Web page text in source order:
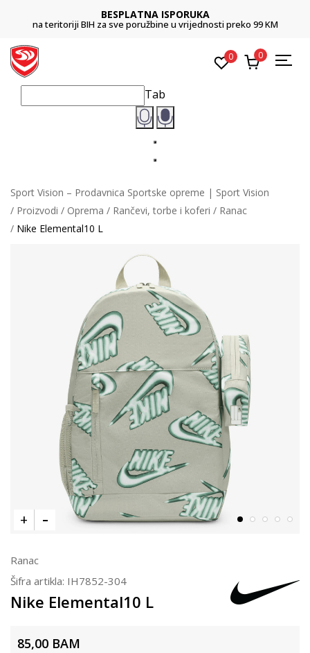
BESPLATNA ISPORUKA
na teritoriji BIH za sve poružbine u vrijednosti preko 99 KM
0 0
Tab
Sport Vision – Prodavnica Sportske opreme | Sport Vision
Proizvodi
Oprema Rančevi, torbe i koferi
Ranac
Nike Elemental10 L
Ranac
Šifra artikla: IH7852-304
Nike Elemental10 L
85,00 BAM